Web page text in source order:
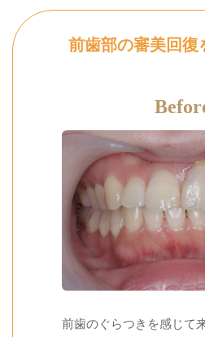
前歯部の審美回復
前歯のぐらつきを感じて